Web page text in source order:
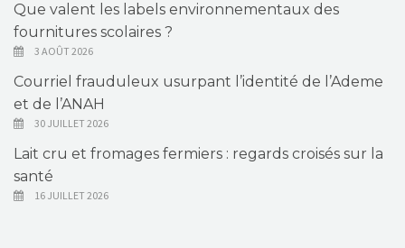
Que valent les labels environnementaux des
fournitures scolaires ?
3 AOÛT 2026
Courriel frauduleux usurpant l’identité de l’Ademe
et de l’ANAH
30 JUILLET 2026
Lait cru et fromages fermiers : regards croisés sur la
santé
16 JUILLET 2026